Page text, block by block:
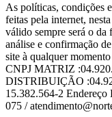
As políticas, condições
feitas pela internet,
válido sempre será o da
análise e confirmação
site à qualquer
CNPJ MATRIZ
DISTRIBUIÇÃO
15.382.564-2 Endereço
075 /